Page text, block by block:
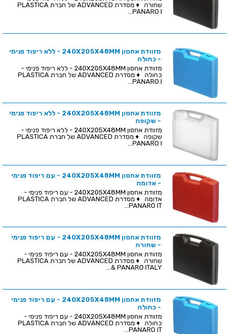
שחורה ♦ מסדרת ADVANCED של חברת PLASTICA
PANARO I...
מזוודת אחסון 240X205X48MM - ללא ריפוד פנימי
- כחולה
מזוודת אחסון 240X205X48MM - ללא ריפוד פנימי -
כחולה ♦ מסדרת ADVANCED של חברת PLASTICA
PANARO I...
מזוודת אחסון 240X205X48MM - ללא ריפוד פנימי
- שקופה
מזוודת אחסון 240X205X48MM - ללא ריפוד פנימי -
שקופה ♦ מסדרת ADVANCED של חברת PLASTICA
PANARO I...
מזוודת אחסון 240X205X48MM - עם ריפוד פנימי
- אדומה
מזוודת אחסון 240X205X48MM - עם ריפוד פנימי -
אדומה ♦ מסדרת ADVANCED של חברת PLASTICA
PANARO IT...
מזוודת אחסון 240X205X48MM - עם ריפוד פנימי
- שחורה
מזוודת אחסון 240X205X48MM - עם ריפוד פנימי -
שחורה ♦ מסדרת ADVANCED של חברת PLASTICA
PANARO ITALY &...
מזוודת אחסון 240X205X48MM - עם ריפוד פנימי
- כחולה
מזוודת אחסון 240X205X48MM - עם ריפוד פנימי -
כחולה ♦ מסדרת ADVANCED של חברת PLASTICA
PANARO IT...